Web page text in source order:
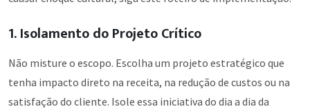
1. Isolamento do Projeto Crítico
Não misture o escopo. Escolha um projeto estratégico que
tenha impacto direto na receita, na redução de custos ou na
satisfação do cliente. Isole essa iniciativa do dia a dia da